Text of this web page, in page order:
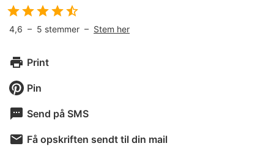
4,6 – 5 stemmer – Stem her
Print
Pin
Send på SMS
Få opskriften sendt til din mail